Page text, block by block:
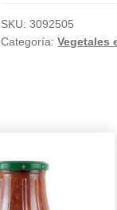
SKU:3092505
Categoría:Vegetales